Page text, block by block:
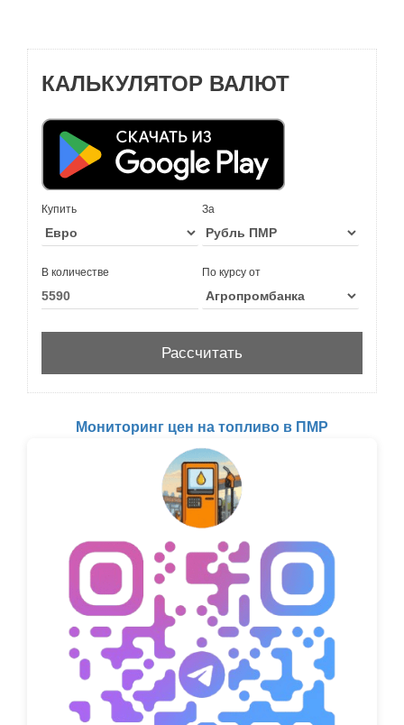
КАЛЬКУЛЯТОР ВАЛЮТ
Купить За
В количестве По курсу от
Мониторинг цен на топливо в ПМР